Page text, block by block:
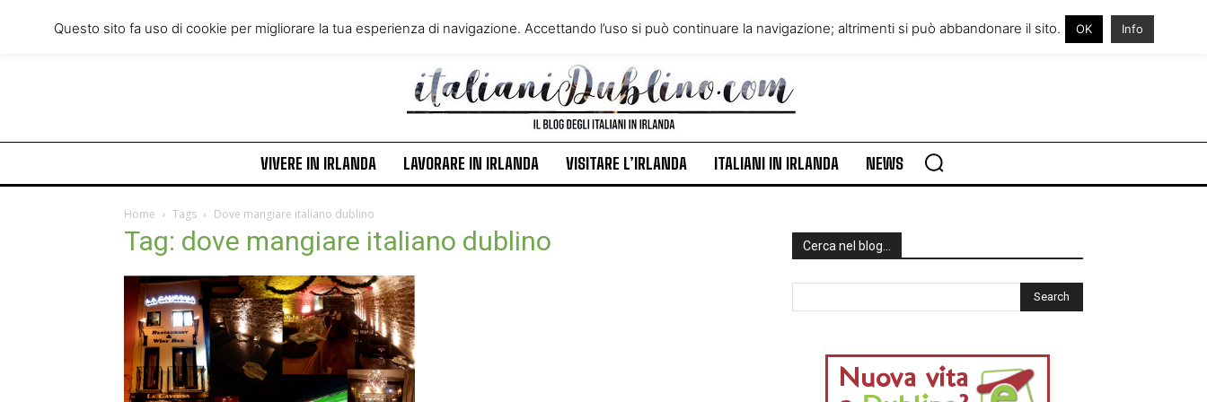
Friday, August 7, 2026 VIVERE IN IRLANDA
VISITARE L’IRLANDA
ITALIANI IN IRLANDA
NEWS
VIVERE IN IRLANDA LAVORARE IN IRLANDA VISITARE L’IRLANDA ITALIANI IN IRLANDA NEWS
Home Tags Dove mangiare italiano dublino
Tag: dove mangiare italiano dublino Cerca nel blog…
Questo sito fa uso di cookie per migliorare la tua esperienza di navigazione. Accettando l’uso si può continuare la navigazione; altrimenti si può abbandonare il sito. OK Info